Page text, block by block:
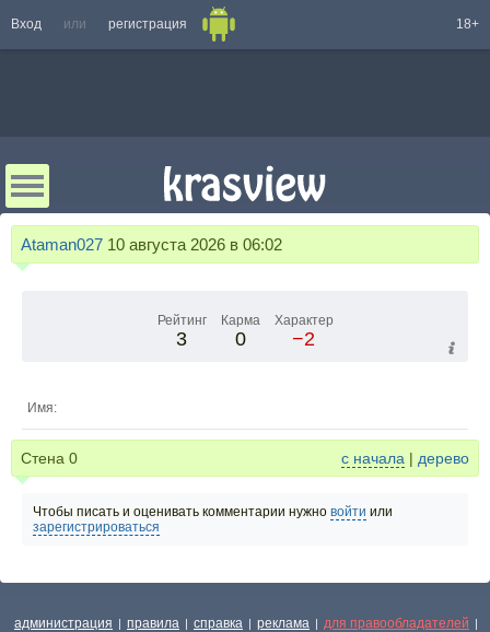
Вход или регистрация 18+
Ataman027 10 августа 2026 в 06:02
Рейтинг
3
Карма
0
Характер
−2
Имя:
Стена 0 с начала | дерево
Чтобы писать и оценивать комментарии нужно войти или
зарегистрироваться
администрация | правила | справка | реклама | для правообладателей |